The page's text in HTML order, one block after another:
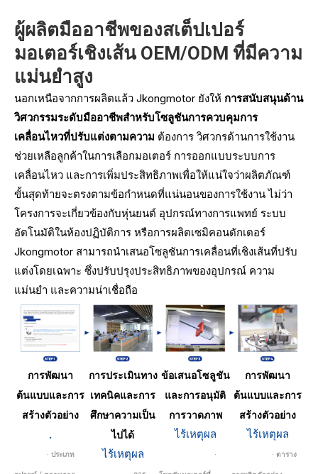
ผู้ผลิตมืออาชีพของสเต็ปเปอร์
มอเตอร์เชิงเส้น OEM/ODM ที่มีความ
แม่นยำสูง
นอกเหนือจากการผลิตแล้ว Jkongmotor ยังให้ การสนับสนุนด้าน
วิศวกรรมระดับมืออาชีพสำหรับโซลูชันการควบคุมการ
เคลื่อนไหวที่ปรับแต่งตามความ ต้องการ วิศวกรด้านการใช้งาน
ช่วยเหลือลูกค้าในการเลือกมอเตอร์ การออกแบบระบบการ
เคลื่อนไหว และการเพิ่มประสิทธิภาพเพื่อให้แน่ใจว่าผลิตภัณฑ์
ขั้นสุดท้ายจะตรงตามข้อกำหนดที่แน่นอนของการใช้งาน ไม่ว่า
โครงการจะเกี่ยวข้องกับหุ่นยนต์ อุปกรณ์ทางการแพทย์ ระบบ
อัตโนมัติในห้องปฏิบัติการ หรือการผลิตเซมิคอนดักเตอร์
Jkongmotor สามารถนำเสนอโซลูชันการเคลื่อนที่เชิงเส้นที่ปรับ
แต่งโดยเฉพาะ ซึ่งปรับปรุงประสิทธิภาพของอุปกรณ์ ความ
แม่นยำ และความน่าเชื่อถือ
การพัฒนา
ต้นแบบและการ
สร้างตัวอย่าง
.
· ประเภท
การประเมินทาง
เทคนิคและการ
ศึกษาความเป็น
ไปได้
ไร้เหตุผล
ข้อเสนอโซลูชัน
และการอนุมัติ
การวาดภาพ
ไร้เหตุผล
·
การพัฒนา
ต้นแบบและการ
สร้างตัวอย่าง
ไร้เหตุผล
· ตาราง